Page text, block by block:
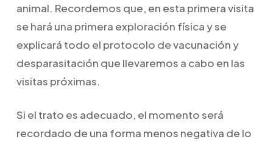
animal. Recordemos que, en esta primera visita
se hará una primera exploración física y se
explicará todo el protocolo de vacunación y
desparasitación que llevaremos a cabo en las
visitas próximas.
Si el trato es adecuado, el momento será
recordado de una forma menos negativa de lo